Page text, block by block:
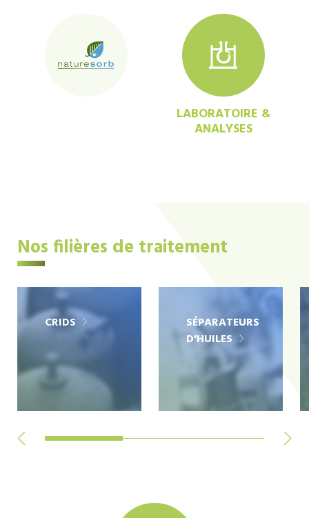
LABORATOIRE &
ANALYSES
Nos filières de traitement
CRIDS
SÉPARATEURS
D'HUILES